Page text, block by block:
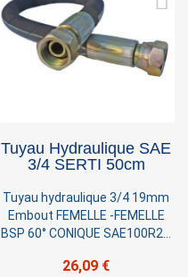
Tuyau Hydraulique SAE
3/4 SERTI 50cm
Tuyau hydraulique 3/4 19mm
Embout FEMELLE -FEMELLE
BSP 60° CONIQUE SAE100R2T
26,09 €